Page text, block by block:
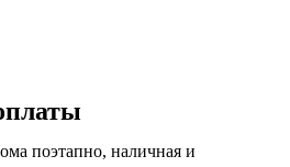
поэтапно, наличная и